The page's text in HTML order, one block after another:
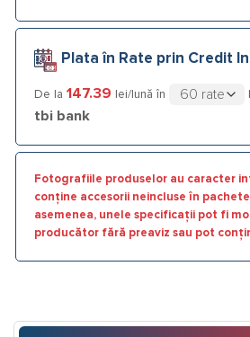
Plata în Rate prin Credit
De la 147.39 lei/lună în
tbi bank
Fotografiile produselor au caracter
conține accesorii neincluse în
asemenea, unele specificații pot fi
producător fără preaviz sau pot